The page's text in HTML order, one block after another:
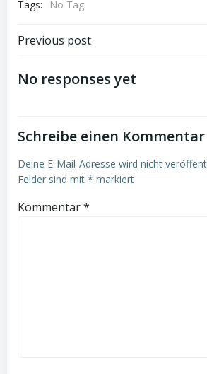
Tags:
No Tag
Post
navigation
Previous post
No responses yet
Schreibe einen Kommentar
Deine E-Mail-Adresse wird nicht
Felder sind mit * markiert
Kommentar*